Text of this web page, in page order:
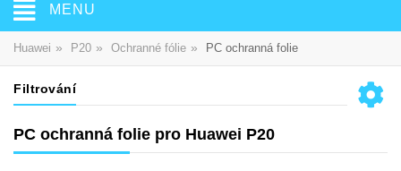
MENU
Huawei » P20 » Ochranné fólie » PC ochranná folie
Filtrování
PC ochranná folie pro Huawei P20